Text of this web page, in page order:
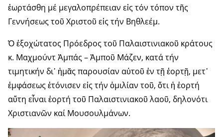
ἑωρτάσθη μέ μεγαλοπρέπειαν εἰς τόν τόπον τῆς
Γεννήσεως τοῦ Χριστοῦ εἰς τήν Βηθλεέμ.
Ὁ ἐξοχώτατος Πρόεδρος τοῦ Παλαιστινιακοῦ κράτους
κ. Μαχμούντ Ἀμπάς – Ἀμποῦ Μάζεν, κατά τήν
τιμητικήν δι᾽ ἡμᾶς παρουσίαν αὐτοῦ ἐν τῇ ἑορτῇ, μετ᾽
ἐμφάσεως ἐτόνισεν εἰς τήν ὁμιλίαν τοῦ, ὅτι ἡ ἑορτή
αὕτη εἶναι ἑορτή τοῦ Παλαιστινιακοῦ λαοῦ, δηλονότι
Χριστιανῶν καί Μουσουλμάνων.